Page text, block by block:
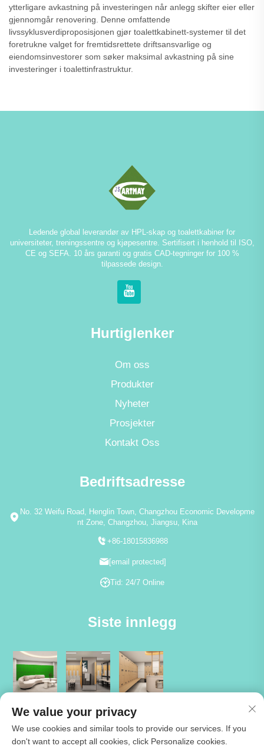
ytterligare avkastning på investeringen når anlegg skifter eier eller
gjennomgår renovering. Denne omfattende
livssyklusverdiproposisjonen gjør toalettkabinett-systemer til det
foretrukne valget for fremtidsrettete driftsansvarlige og
eiendomsinvestorer som søker maksimal avkastning på sine
investeringer i toalettinfrastruktur.
Ledende global leverandør av HPL-skap og toalettkabiner for
universiteter, treningssentre og kjøpesentre. Sertifisert i henhold til ISO,
CE og SEFA. 10 års garanti og gratis CAD-tegninger for 100 %
tilpassede design.
Hurtiglenker
Om oss
Produkter
Nyheter
Prosjekter
Kontakt Oss
Bedriftsadresse
No. 32 Weifu Road, Henglin Town, Changzhou Economic Developme
nt Zone, Changzhou, Jiangsu, Kina
+86-18015836988
[email protected]
Tid: 24/7 Online
Siste innlegg
We value your privacy
We use cookies and similar tools to provide our services. If you
don't want to accept all cookies, click Personalize cookies.